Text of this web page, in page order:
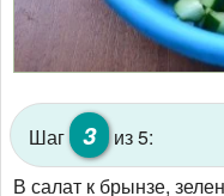
Шаг 3
из 5:
В салат к брынзе,